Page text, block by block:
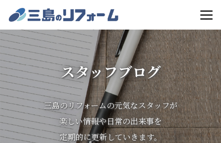
スタッフブログ
三島のリフォームの元気なスタッフが
楽しい情報や日常の出来事を
定期的に更新していきます。